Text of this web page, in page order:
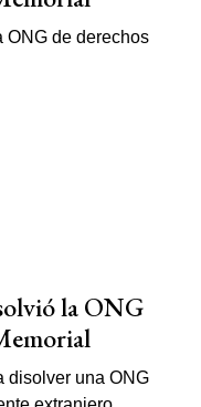
la ONG